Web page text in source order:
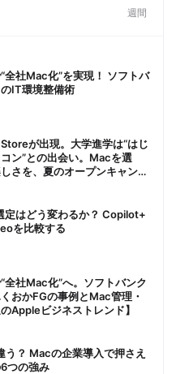
週間
全社Mac化”を実現！ ソフトバ
IT環境整備術
が出現。大学進学は“はじ
ン”との出会い。Macを選
さを、夏のオープンキャンパ
定はどう変わるか？ Copilot+
を比較する
全社Mac化”へ。ソフトバンク
おかFGの事例とMac管理・
Appleビジネストレンド】
？ Macの企業導入で押さえ
つの強み